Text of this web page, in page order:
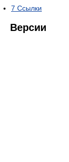
7 Ссылки
Версии